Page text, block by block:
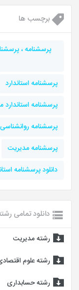
برچسب ها
پرسشنامه ،
پرسشنامه استاندارد
پرسشنامه استاندارد
پرسشنامه روانشناسی
پرسشنامه مديريت
دانلود پرسشنامه
دانلود تمامی
رشته مدیریت
رشته علوم
رشته حسابداری